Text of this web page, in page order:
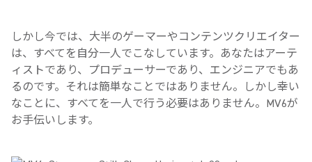
しかし今では、大半のゲーマーやコンテンツクリエイター
は、すべてを自分一人でこなしています。あなたはアーテ
ィストであり、プロデューサーであり、エンジニアでもあ
るのです。それは簡単なことではありません。しかし幸い
なことに、すべてを一人で行う必要はありません。 MV6が
お手伝いします。